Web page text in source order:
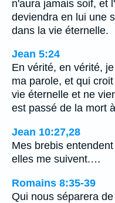
n'aura jamais soif, et
deviendra en lui une
dans la vie éternelle.
Jean 5:24
En vérité, en vérité,
ma parole, et qui
vie éternelle et ne
est passé de la mort
Jean 10:27,28
Mes brebis
elles me suivent.…
Romains 8:35-39
Qui nous séparera